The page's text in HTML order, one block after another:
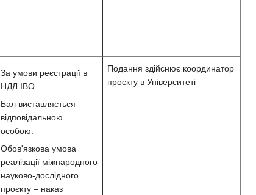
За умови реєстрації в
НДЛ ІВО.
Бал виставляється
відповідальною
особою.
Обов'язкова умова
реалізації міжнародного
науково-дослідного
проєкту – наказ
Подання здійснює координатор
проєкту в Університеті